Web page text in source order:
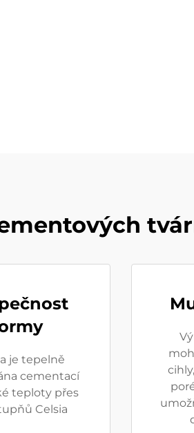
je tepelně
cementací
teploty přes
Celsia